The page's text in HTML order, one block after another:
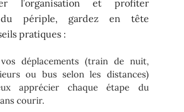
l’organisation et profiter
du périple, gardez en tête
pratiques :
vos déplacements (train de nuit,
ou bus selon les distances)
apprécier chaque étape du
courir.